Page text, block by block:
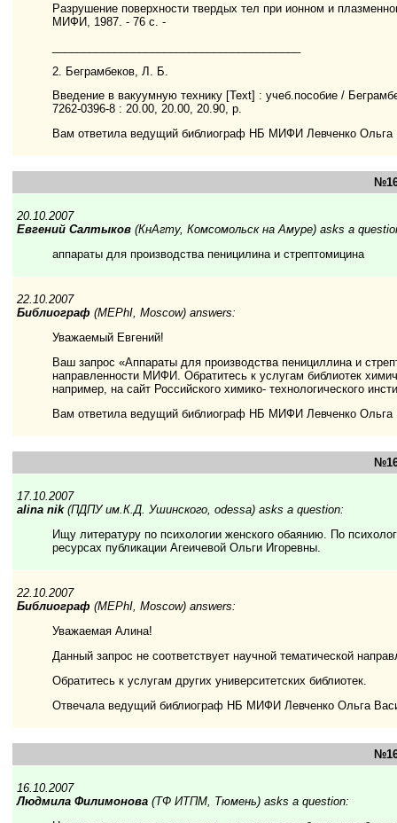
Разрушение поверхности твердых тел при ионном и
МИФИ, 1987. - 76 с. -
2. Беграмбеков, Л. Б.
Введение в вакуумную технику [Text] : учеб.пособие /
7262-0396-8 : 20.00, 20.00, 20.90, р.
Вам ответила ведущий библиограф НБ МИФИ Левченко Ольга
20.10.2007
Евгений Салтыков (КнАгту, Комсомольск на Амуре) asks a
аппараты для производства пеницилина и стрептомицина
22.10.2007
Библиограф (MEPhI, Moscow) answers:
Уважаемый Евгений!
Ваш запрос «Аппараты для производства пенициллина и
направленности МИФИ. Обратитесь к услугам библиотек
например, на сайт Российского химико- технологического
Вам ответила ведущий библиограф НБ МИФИ Левченко Ольга
17.10.2007
alina nik(ПДПУ им.К.Д. Ушинского, odessa) asks a question:
Ищу литературу по психологии женского обаянию. По
ресурсах публикации Агеичевой Ольги Игоревны.
22.10.2007
Библиограф (MEPhI, Moscow) answers:
Уважаемая Алина!
Данный запрос не соответствует научной тематической
Обратитесь к услугам других университетских библиотек.
Отвечала ведущий библиограф НБ МИФИ Левченко Ольга
16.10.2007
Людмила Филимонова (ТФ ИТПМ, Тюмень) asks a question: